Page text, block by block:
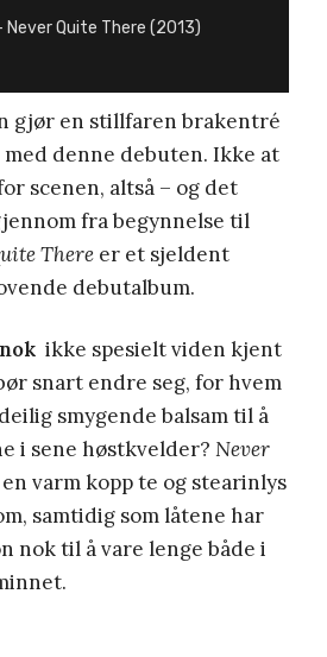
Never Quite There (2013)
gjør en stillfaren brakentré
med denne debuten. Ikke at
scenen, altså ­– og det
fra begynnelse til
There er et sjeldent
debutalbum.
ikke spesielt viden kjent
snart endre seg, for hvem
smygende balsam til å
i sene høstkvelder? Never
varm kopp te og stearinlys
samtidig som låtene har
nok til å vare lenge både i